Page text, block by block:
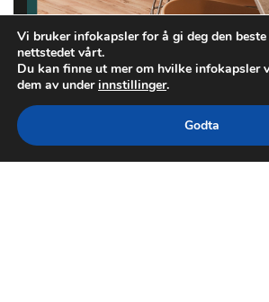
Vi bruker infokapsler for å gi deg den beste
nettstedet vårt.
Du kan finne ut mer om hvilke infokapsler
dem av underinnstillinger.
Godta